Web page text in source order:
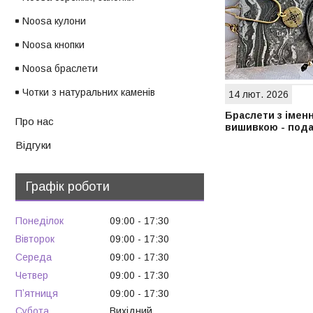
14 лют. 2026
Браслети з
вишивкою -
Noosa кулони
Noosa кнопки
Noosa браслети
Чотки з натуральних каменів
Про нас
Відгуки
Графік роботи
Понеділок 09:00
17:30
Вівторок
09:00
17:30
Середа
09:00
17:30
Четвер
09:00
17:30
Пʼятниця
09:00
17:30